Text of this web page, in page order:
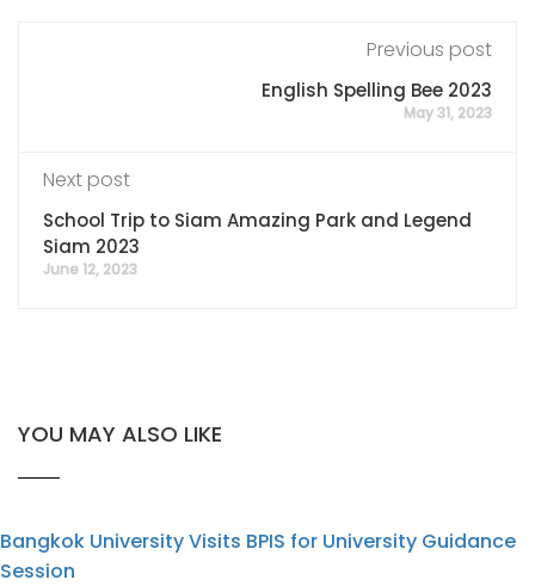
Previous post
English Spelling Bee 2023
May 31, 2023
Next post
School Trip to Siam Amazing Park and Legend
Siam 2023
June 12, 2023
YOU MAY ALSO LIKE
Bangkok University Visits BPIS for University Guidance
Session